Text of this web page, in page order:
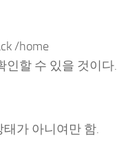
/home
인할 수 있을 것이다.
가 아니여만 함.